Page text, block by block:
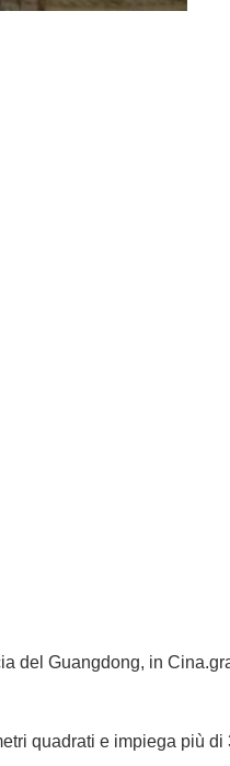
del Guangdong, in
quadrati e impiega più